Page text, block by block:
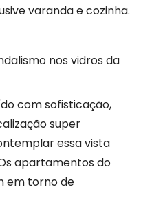
varanda e cozinha.
nos vidros da
com sofisticação,
super
essa vista
apartamentos do
em torno de